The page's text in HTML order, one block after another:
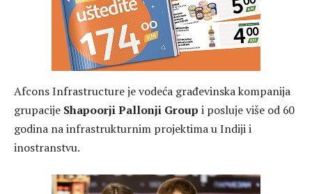
Afcons Infrastructure je vodeća građevinska kompanija
grupacije Shapoorji Pallonji Group i posluje više od 60
godina na infrastrukturnim projektima u Indiji i
inostranstvu.